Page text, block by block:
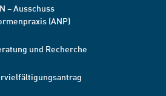
– Ausschuss
(ANP)
und Recherche